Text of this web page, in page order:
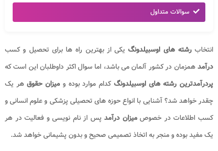
سوالات متداول
انتخاب رشته های اوسبیلدونگیکی از بهترین راه ها برای تحصیل و کسب
درآمد همزمان در کشور آلمان می باشد، اما سوال اکثر داوطلبان این است که
پردرآمدترین رشته های اوسبیلدونگ کدام موارد بوده و میزان حقوقهر یک
چقدر خواهد شد؟ آشنایی با انواع حوزه های تحصیلی پزشکی و علوم انسانی و
کسب اطلاعات در خصوصمیزان درآمدپس از نام نویسی و فعالیت در هر
یک مفید بوده و منجر به اتخاذ تصمیمی صحیح و بدون پشیمانی خواهد شد.